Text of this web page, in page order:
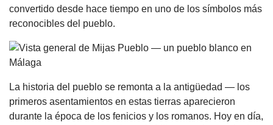
convertido desde hace tiempo en uno de los símbolos más
reconocibles del pueblo.
La historia del pueblo se remonta a la antigüedad — los
primeros asentamientos en estas tierras aparecieron
durante la época de los fenicios y los romanos. Hoy en día,